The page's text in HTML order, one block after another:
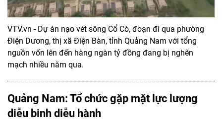
VTV.vn - Dự án nạo vét sông Cổ Cò, đoạn đi qua phường
Điện Dương, thị xã Điện Bàn, tỉnh Quảng Nam với tổng
nguồn vốn lên đến hàng ngàn tỷ đồng đang bị nghẽn
mạch nhiều năm qua.
Quảng Nam: Tổ chức gặp mặt lực lượng
diễu binh diễu hành